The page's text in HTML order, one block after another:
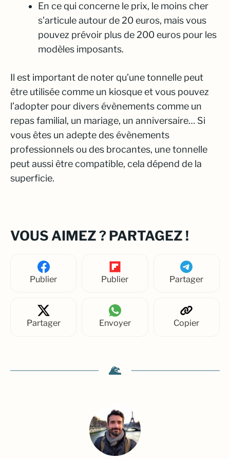
En ce qui concerne le prix, le moins cher
s’articule autour de 20 euros, mais vous
pouvez prévoir plus de 200 euros pour les
modèles imposants.
Il est important de noter qu’une tonnelle peut
être utilisée comme un kiosque et vous pouvez
l’adopter pour divers évènements comme un
repas familial, un mariage, un anniversaire… Si
vous êtes un adepte des évènements
professionnels ou des brocantes, une tonnelle
peut aussi être compatible, cela dépend de la
superficie.
VOUS AIMEZ ? PARTAGEZ !
Publier Publier Partager
Partager Envoyer Copier